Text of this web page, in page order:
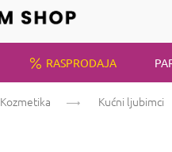
RASPRODAJA
Kozmetika Kućni ljubimci